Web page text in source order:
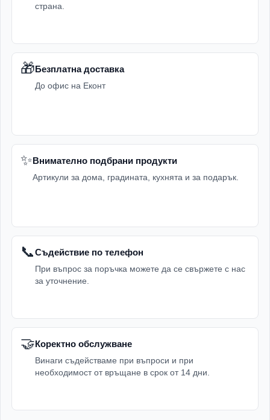
страна.
🎁Безплатна доставка
До офис на Еконт
✨Внимателно подбрани продукти
Артикули за дома, градината, кухнята и за подарък.
📞Съдействие по телефон
При въпрос за поръчка можете да се свържете с нас
за уточнение.
🤝Коректно обслужване
Винаги съдействаме при въпроси и при
необходимост от връщане в срок от 14 дни.